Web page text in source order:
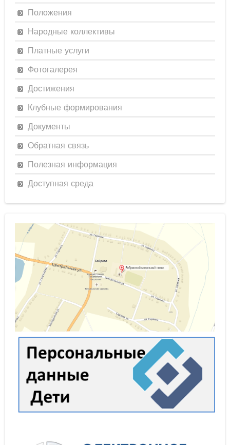
Положения
Народные коллективы
Платные услуги
Фотогалерея
Достижения
Клубные формирования
Документы
Обратная связь
Полезная информация
Доступная среда